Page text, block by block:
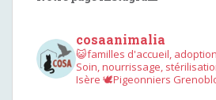
cosaanimalia
😺familles d'accueil,
Soin, nourrissage,
Isère 🕊︎Pigeonniers